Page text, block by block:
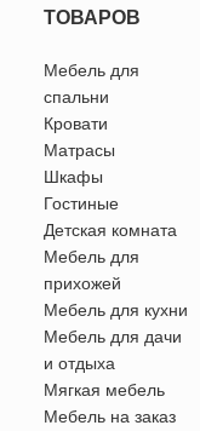
ТОВАРОВ
Мебель для
спальни
Кровати
Матрасы
Шкафы
Гостиные
Детская комната
Мебель для
прихожей
Мебель для кухни
Мебель для дачи
и отдыха
Мягкая мебель
Мебель на заказ